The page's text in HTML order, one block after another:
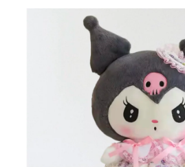
produktu
hviezdičiek.